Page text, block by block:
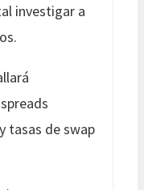
investigar a
tasas de swap